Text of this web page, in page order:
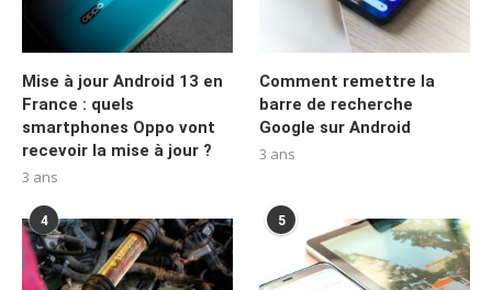
Mise à jour Android 13 en
France : quels
smartphones Oppo vont
recevoir la mise à jour ?
3 ans
Comment remettre la
barre de recherche
Google sur Android
3 ans
4 5